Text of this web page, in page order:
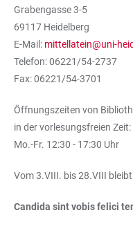
Grabengasse 3-5
69117 Heidelberg
E-Mail: mittellatein@uni-
Telefon: 06221/54-2737
Fax: 06221/54-3701
Öffnungszeiten von
in der vorlesungsfreien Zeit:
Mo.-Fr. 12:30 - 17:30 Uhr
Vom 3.VIII. bis 28.VIII
Candida sint vobis felici